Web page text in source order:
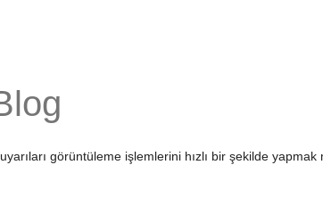
görüntüleme işlemlerini hızlı bir şekilde